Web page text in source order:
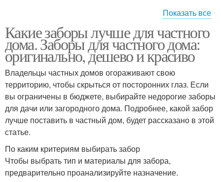
Фундамент под забор Забор из шлакоблока
Деревянные заборы Дешевой забор
Показать все
Какие заборы лучше для частного
дома. Заборы для частного дома:
оригинально, дешево и красиво
Владельцы частных домов огораживают свою
территорию, чтобы скрыться от посторонних глаз. Если
вы ограничены в бюджете, выбирайте недорогие заборы
для дачи или загородного дома. Подробнее, какой забор
лучше поставить в частный дом, будет рассказано в этой
статье.
По каким критериям выбирать забор
Чтобы выбрать тип и материалы для забора,
предварительно проанализируйте назначение.